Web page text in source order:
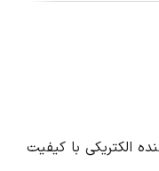
اتصال دهنده الکتریکی با کیفیت